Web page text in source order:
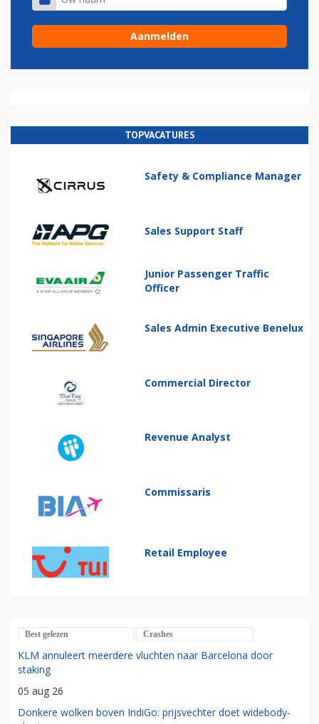
TOPVACATURES
Safety & Compliance Manager
Sales Support Staff
Junior Passenger Traffic
Officer
Sales Admin Executive Benelux
Commercial Director
Revenue Analyst
Commissaris
Retail Employee
Best gelezen Crashes
KLM annuleert meerdere vluchten naar Barcelona door
staking
05 aug 26
Donkere wolken boven IndiGo: prijsvechter doet widebody-